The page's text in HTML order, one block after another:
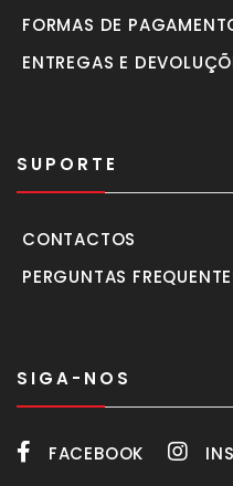
FORMAS DE
ENTREGAS E
SUPORTE
CONTACTOS
PERGUNTAS
SIGA-NOS
FACEBOOK